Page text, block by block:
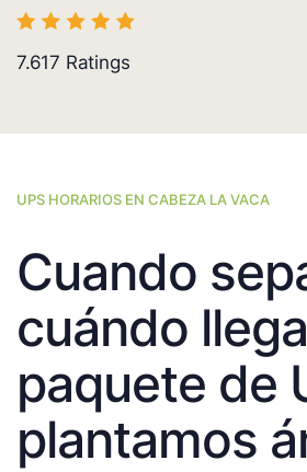
7.617 Ratings
UPS HORARIOS EN CABEZA LA VACA
Cuando
cuándo
paquete de
plantamos